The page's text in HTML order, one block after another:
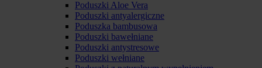
Poduszki Aloe Vera
Poduszki antyalergiczne
Poduszka bambusowa
Poduszki bawełniane
Poduszki antystresowe
Poduszki wełniane